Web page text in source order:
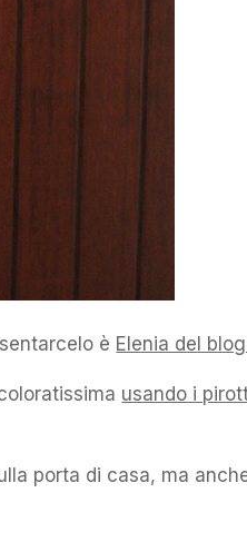
è Elenia del
usando i
porta di casa, ma